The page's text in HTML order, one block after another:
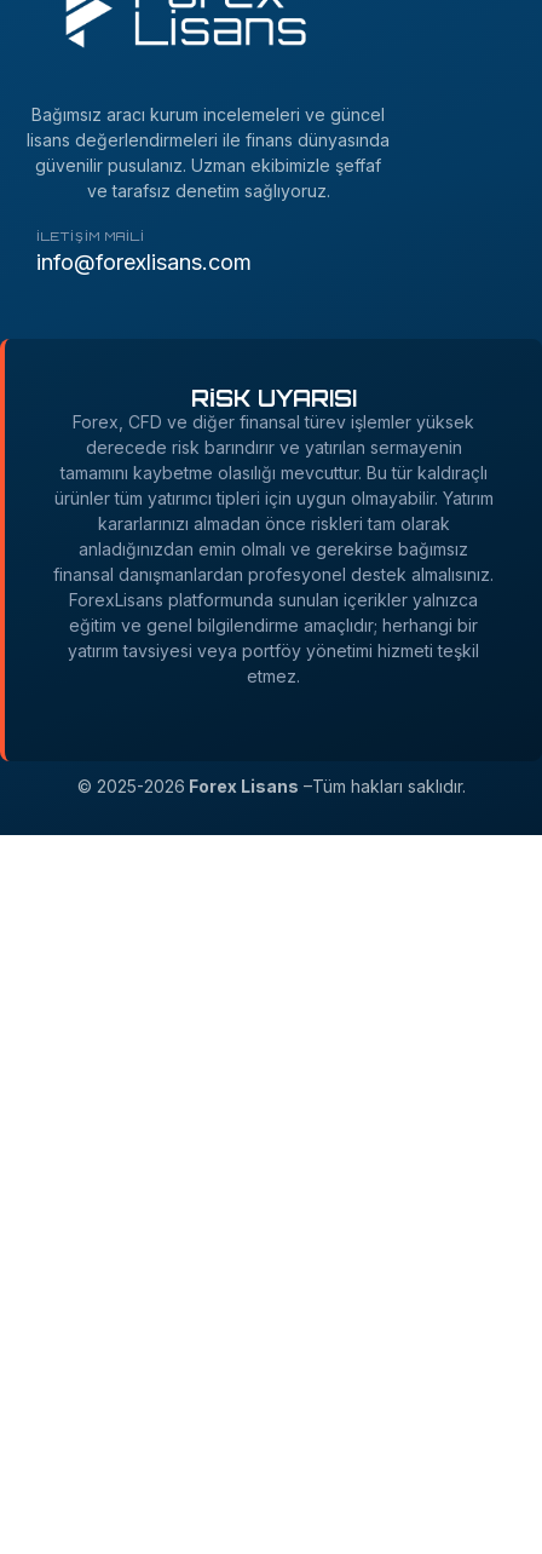
Bağımsız aracı kurum incelemeleri ve güncel
lisans değerlendirmeleri ile finans dünyasında
güvenilir pusulanız. Uzman ekibimizle şeffaf
ve tarafsız denetim sağlıyoruz.
İLETIŞIM MAILI
info@forexlisans.com
RİSK UYARISI
Forex, CFD ve diğer finansal türev işlemler yüksek
derecede risk barındırır ve yatırılan sermayenin
tamamını kaybetme olasılığı mevcuttur. Bu tür kaldıraçlı
ürünler tüm yatırımcı tipleri için uygun olmayabilir. Yatırım
kararlarınızı almadan önce riskleri tam olarak
anladığınızdan emin olmalı ve gerekirse bağımsız
finansal danışmanlardan profesyonel destek almalısınız.
ForexLisans platformunda sunulan içerikler yalnızca
eğitim ve genel bilgilendirme amaçlıdır; herhangi bir
yatırım tavsiyesi veya portföy yönetimi hizmeti teşkil
etmez.
© 2025-2026 Forex Lisans –Tüm hakları saklıdır.